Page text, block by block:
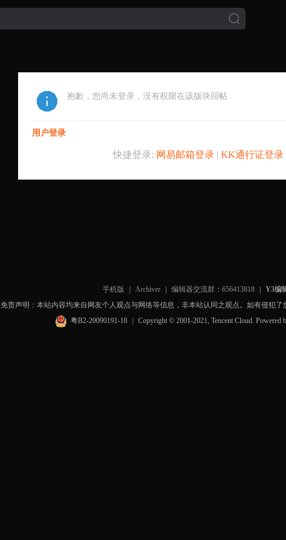
抱歉，您尚未登录，没有权限在该版块回帖
用户登录
快捷登录: 网易邮箱登录| KK通行证登录
手机版 Archiver 编辑器交流群：656413818
Y3编
免责声明：本站内容均来自网友个人观点与网络等信息，非本站认同之观点。如有侵犯了
粤B2-20090191-18
Copyright © 2001-2021, Tencent Cloud. Powered